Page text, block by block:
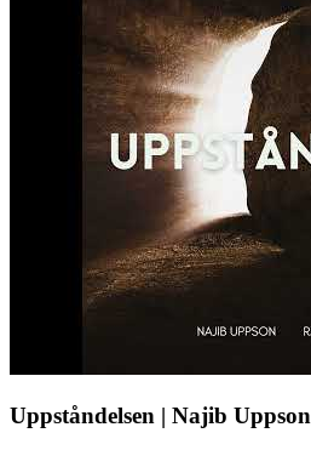
Uppståndelsen | Najib Uppson